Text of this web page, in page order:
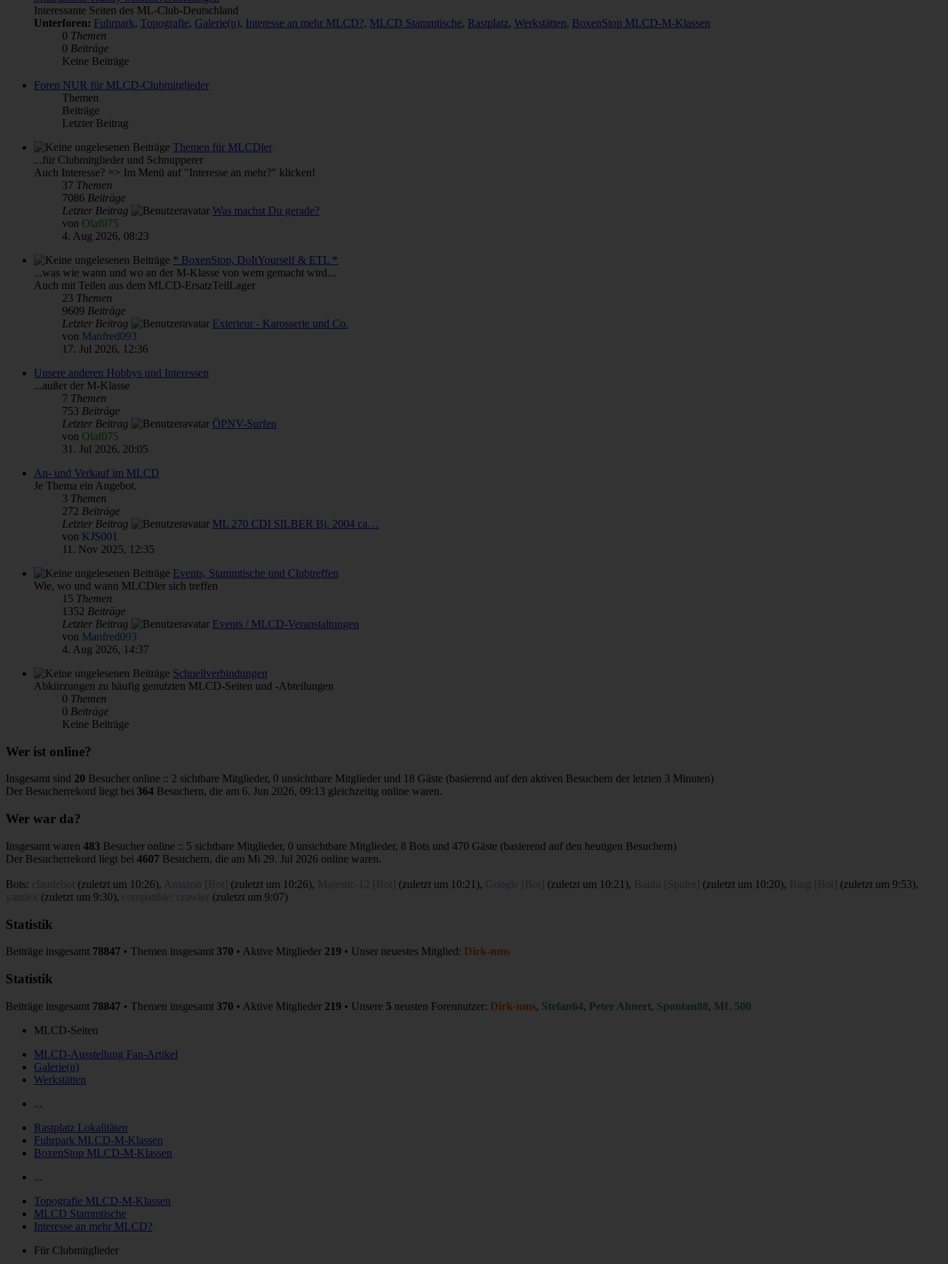
Interessante Seiten des ML-Club-Deutschland
Unterforen: Fuhrpark, Topografie, Galerie(n), Interesse an mehr MLCD?, MLCD Stammtische, Rastplatz, Werkstätten, BoxenStop MLCD-M-Klassen
0 Themen
0 Beiträge
Keine Beiträge
Foren NUR für MLCD-Clubmitglieder
Themen
Beiträge
Letzter Beitrag
Themen für MLCDler
...für Clubmitglieder und Schnupperer
Auch Interesse? => Im Menü auf "Interesse an mehr?" klicken!
37 Themen
7086 Beiträge
Letzter Beitrag
Was machst Du gerade?
von Olaf075
4. Aug 2026, 08:23
* BoxenStop, DoItYourself & ETL *
...was wie wann und wo an der M-Klasse von wem gemacht wird...
Auch mit Teilen aus dem MLCD-ErsatzTeilLager
23 Themen
9609 Beiträge
Letzter Beitrag
Exterieur - Karosserie und Co.
von Manfred093
17. Jul 2026, 12:36
Unsere anderen Hobbys und Interessen
...außer der M-Klasse
7 Themen
753 Beiträge
Letzter Beitrag
ÖPNV-Surfen
von Olaf075
31. Jul 2026, 20:05
An- und Verkauf im MLCD
Je Thema ein Angebot.
3 Themen
272 Beiträge
Letzter Beitrag
ML 270 CDI SILBER Bj. 2004 ca…
von KJS001
11. Nov 2025, 12:35
Events, Stammtische und Clubtreffen
Wie, wo und wann MLCDler sich treffen
15 Themen
1352 Beiträge
Letzter Beitrag
Events / MLCD-Veranstaltungen
von Manfred093
4. Aug 2026, 14:37
Schnellverbindungen
Abkürzungen zu häufig genutzten MLCD-Seiten und -Abteilungen
0 Themen
0 Beiträge
Keine Beiträge
Wer ist online?
Insgesamt sind 20 Besucher online :: 2 sichtbare Mitglieder, 0 unsichtbare Mitglieder und 18 Gäste (basierend auf den aktiven Besuchern der letzten 3 Minuten)
Der Besucherrekord liegt bei 364 Besuchern, die am 6. Jun 2026, 09:13 gleichzeitig online waren.
Wer war da?
Insgesamt waren 483 Besucher online :: 5 sichtbare Mitglieder, 0 unsichtbare Mitglieder, 8 Bots und 470 Gäste (basierend auf den heutigen Besuchern)
Der Besucherrekord liegt bei 4607 Besuchern, die am Mi 29. Jul 2026 online waren.
Bots: (zuletzt um 10:26), (zuletzt um 10:26), (zuletzt um 10:21 ), (zuletzt um 10:21 ), (zuletzt um 10:20), (zuletzt um 9:53),
(zuletzt um 9:30), (zuletzt um 9:07)
Statistik
Beiträge insgesamt 78847 • Themen insgesamt 370 • Aktive Mitglieder 219 • Unser neuestes Mitglied: Dirk-nms
Statistik
Beiträge insgesamt 78847 • Themen insgesamt 370 • Aktive Mitglieder 219 • Unsere 5 neusten Forennutzer: Dirk-nms, Stefan64, Peter Ahnert, Spontan88, ML 500
MLCD-Seiten
MLCD-Ausstellung Fan-Artikel
Galerie(n)
Werkstätten
...
Rastplatz Lokalitäten
Fuhrpark MLCD-M-Klassen
BoxenStop MLCD-M-Klassen
...
Topografie MLCD-M-Klassen
MLCD Stammtische
Interesse an mehr MLCD?
Für Clubmitglieder